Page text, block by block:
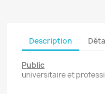
Description
Public
universitaire et